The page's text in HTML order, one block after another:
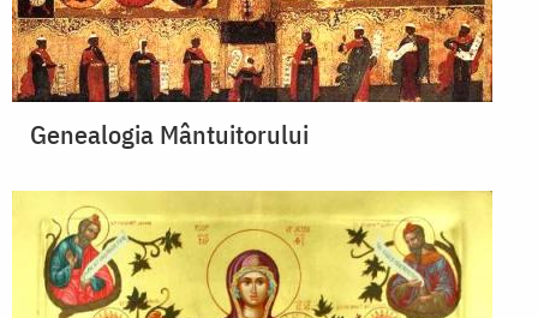
Genealogia Mântuitorului